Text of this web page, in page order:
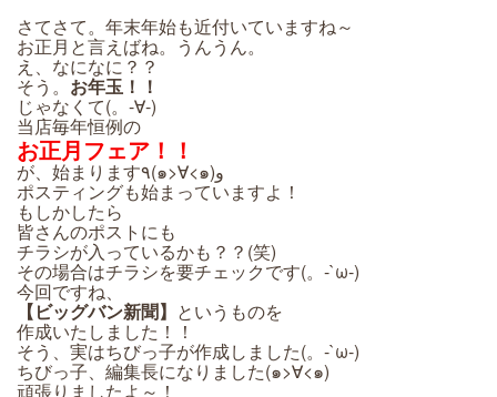
さてさて。年末年始も近付いていますね～
お正月と言えばね。うんうん。
え、なになに？？
そう。 お年玉！！
じゃなくて(。-∀-)
当店毎年恒例の
お正月フェア！！
が、始まります٩(๑>∀<๑)و
ポスティングも始まっていますよ！
もしかしたら
皆さんのポストにも
チラシが入っているかも？？(笑)
その場合はチラシを要チェックです(。-`ω-)
今回ですね、
【ビッグバン新聞】 というものを
作成いたしました！！
そう、実はちびっ子が作成しました(。-`ω-)
ちびっ子、編集長になりました(๑>∀<๑)
頑張りましたよ～！